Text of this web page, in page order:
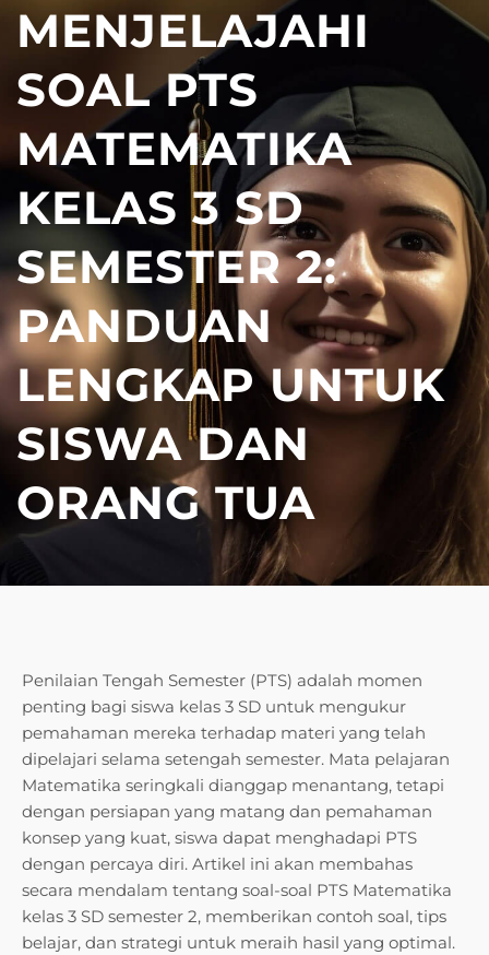
MENJELAJAHI
SOAL PTS
MATEMATIKA
KELAS 3 SD
SEMESTER 2:
PANDUAN
LENGKAP UNTUK
SISWA DAN
ORANG TUA
Penilaian Tengah Semester (PTS) adalah momen
penting bagi siswa kelas 3 SD untuk mengukur
pemahaman mereka terhadap materi yang telah
dipelajari selama setengah semester. Mata pelajaran
Matematika seringkali dianggap menantang, tetapi
dengan persiapan yang matang dan pemahaman
konsep yang kuat, siswa dapat menghadapi PTS
dengan percaya diri. Artikel ini akan membahas
secara mendalam tentang soal-soal PTS Matematika
kelas 3 SD semester 2, memberikan contoh soal, tips
belajar, dan strategi untuk meraih hasil yang optimal.